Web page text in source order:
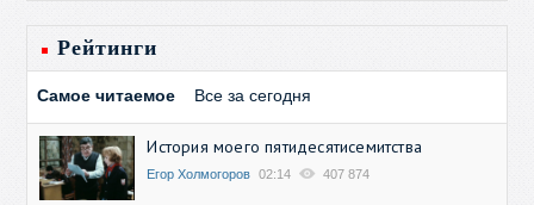
Рейтинги
Самое читаемое Все за сегодня
История моего пятидесятисемитства
Егор Холмогоров 02:14 407 874